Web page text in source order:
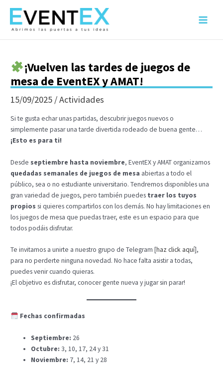
contenido
Main
¡Vuelven las tardes de juegos de
mesa de EventEX y AMAT!
15/09/2025 /Actividades
Si te gusta echar unas partidas, descubrir juegos nuevos o
simplemente pasar una tarde divertida rodeado de buena gente…
¡Esto es para ti!
Desde septiembre hasta noviembre, EventEX y AMAT organizamos
quedadas semanales de juegos de mesa abiertas a todo el
público, sea o no estudiante universitario. Tendremos disponibles una
gran variedad de juegos, pero también puedes traer los tuyos
propios si quieres compartirlos con los demás. No hay limitaciones en
los juegos de mesa que puedas traer, este es un espacio para que
todos podáis disfrutar.
Te invitamos a unirte a nuestro grupo de Telegram [haz click aquí],
para no perderte ninguna novedad. No hace falta asistir a todas,
puedes venir cuando quieras.
¡El objetivo es disfrutar, conocer gente nueva y jugar sin parar!
​ Fechas confirmadas
Septiembre: 26
Octubre: 3, 10, 17, 24 y 31
Noviembre: 7, 14, 21 y 28